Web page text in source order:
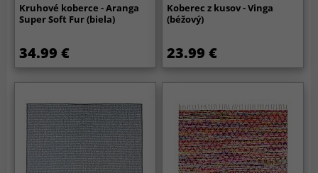
Kruhové koberce - Aranga
Super Soft Fur (biela)
34.99 €
Koberec z kusov - Vinga
(béžový)
23.99 €